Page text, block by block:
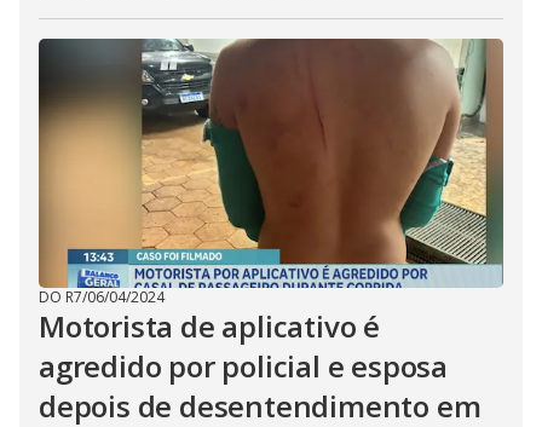
DO R7/06/04/2024
Motorista de aplicativo é
agredido por policial e esposa
depois de desentendimento em